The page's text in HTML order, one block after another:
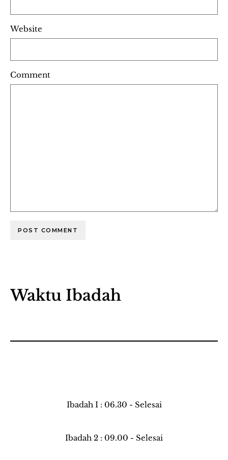
Website
Comment
Waktu Ibadah
Ibadah I : 06.30 - Selesai
Ibadah 2 : 09.00 - Selesai